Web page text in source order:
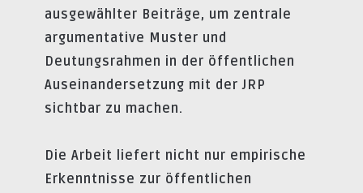
ausgewählter Beiträge, um zentrale
argumentative Muster und
Deutungsrahmen in der öffentlichen
Auseinandersetzung mit der JRP
sichtbar zu machen.
Die Arbeit liefert nicht nur empirische
Erkenntnisse zur öffentlichen